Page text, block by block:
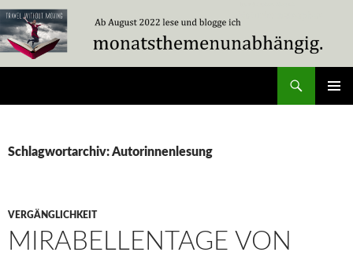
Zum
Inhalt
springen
Schlagwortarchiv: Autorinnenlesung
VERGÄNGLICHKEIT
MIRABELLENTAGE VON